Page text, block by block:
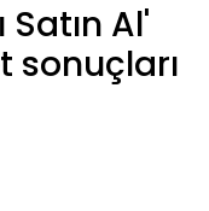
Satın Al'
sonuçları